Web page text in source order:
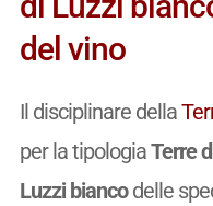
del vino
Il disciplinare della
per la tipologiaTerre
Luzzi biancodelle